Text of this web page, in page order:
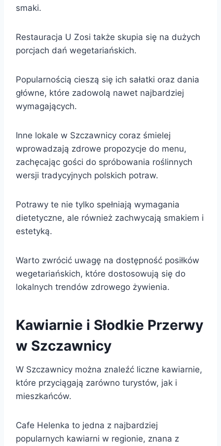
smaki.
Restauracja U Zosi także skupia się na dużych
porcjach dań wegetariańskich.
Popularnością cieszą się ich sałatki oraz dania
główne, które zadowolą nawet najbardziej
wymagających.
Inne lokale w Szczawnicy coraz śmielej
wprowadzają zdrowe propozycje do menu,
zachęcając gości do spróbowania roślinnych
wersji tradycyjnych polskich potraw.
Potrawy te nie tylko spełniają wymagania
dietetyczne, ale również zachwycają smakiem i
estetyką.
Warto zwrócić uwagę na dostępność posiłków
wegetariańskich, które dostosowują się do
lokalnych trendów zdrowego żywienia.
Kawiarnie i Słodkie Przerwy
w Szczawnicy
W Szczawnicy można znaleźć liczne kawiarnie,
które przyciągają zarówno turystów, jak i
mieszkańców.
Cafe Helenka to jedna z najbardziej
popularnych kawiarni w regionie, znana z